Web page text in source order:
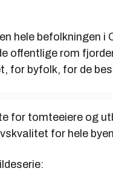
hele befolkningen i
offentlige rom
for byfolk, for de
for tomteeiere og
for hele